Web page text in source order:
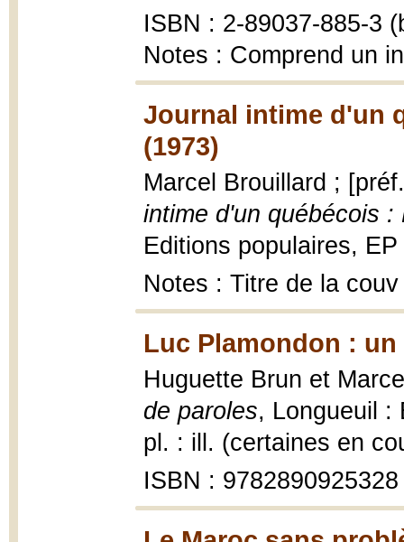
ISBN : 2-89037-885-3
Notes : Comprend un
Journal intime d'un
(1973)
Marcel Brouillard ;
intime d'un québécois
Editions populaires,
Notes : Titre de la couv
Luc Plamondon : un
Huguette Brun et
de paroles, Longueuil :
pl. : ill. (certaines en
ISBN : 9782890925328